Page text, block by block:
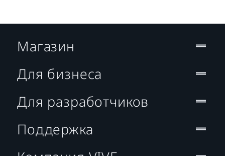
Магазин
Для бизнеса
Для разработчиков
Поддержка